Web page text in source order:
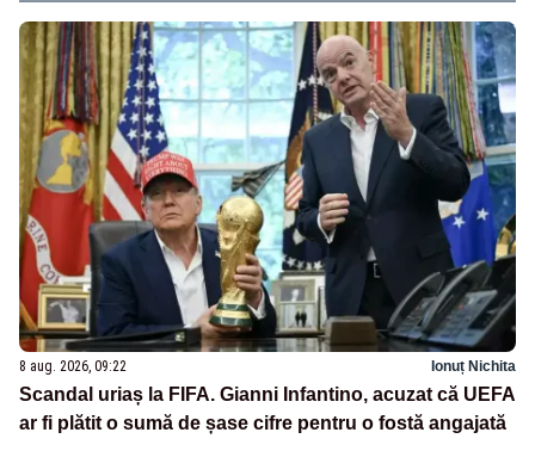
8 aug. 2026, 09:22 Ionuț Nichita
Scandal uriaș la FIFA. Gianni Infantino, acuzat că UEFA
ar fi plătit o sumă de șase cifre pentru o fostă angajată